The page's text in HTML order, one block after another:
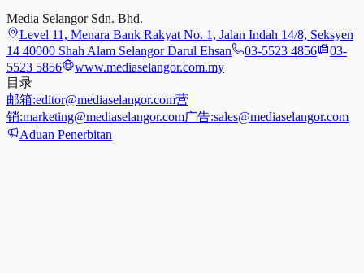
Media Selangor Sdn. Bhd.
Level 11, Menara Bank Rakyat No. 1, Jalan Indah 14/8, Seksyen
14 40000 Shah Alam Selangor Darul Ehsan
03-5523 4856
03-
5523 5856
www.mediaselangor.com.my
目录
邮箱:editor@mediaselangor.com营
销:marketing@mediaselangor.com广告:sales@mediaselangor.com
Aduan Penerbitan